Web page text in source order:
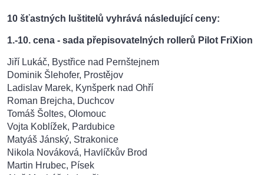
10 šťastných luštitelů vyhrává následující ceny:
1.-10. cena - sada přepisovatelných rollerů Pilot FriXion
Jiří Lukáč, Bystřice nad Pernštejnem
Dominik Šlehofer, Prostějov
Ladislav Marek, Kynšperk nad Ohří
Roman Brejcha, Duchcov
Tomáš Šoltes, Olomouc
Vojta Koblížek, Pardubice
Matyáš Jánský, Strakonice
Nikola Nováková, Havlíčkův Brod
Martin Hrubec, Písek